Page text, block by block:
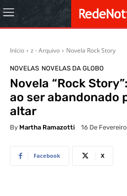
Início z - Arquivo Novela Rock Story
NOVELAS NOVELAS DA GLOBO
Novela “Rock
ao ser abandonado
altar
By Martha Ramazotti 16 De
Facebook X